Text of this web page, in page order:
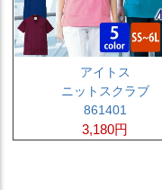
アイトス
ニットスクラブ
861401
3,180円